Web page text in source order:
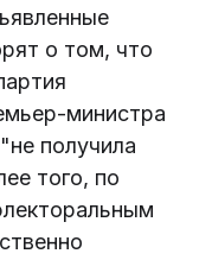
о том, что
министра
получила
того, по